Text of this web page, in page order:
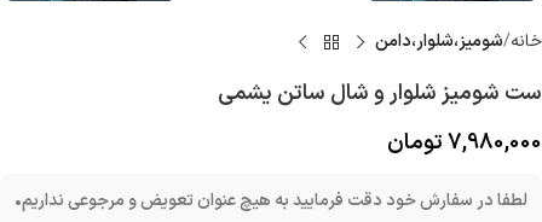
خانه شوميز،شلوار،دامن
ست شومیز شلوار و شال ساتن یشمی
7,980,000تومان
لطفا در سفارش خود دقت فرمایید به هیچ عنوان تعویض و مرجوعی نداریم•